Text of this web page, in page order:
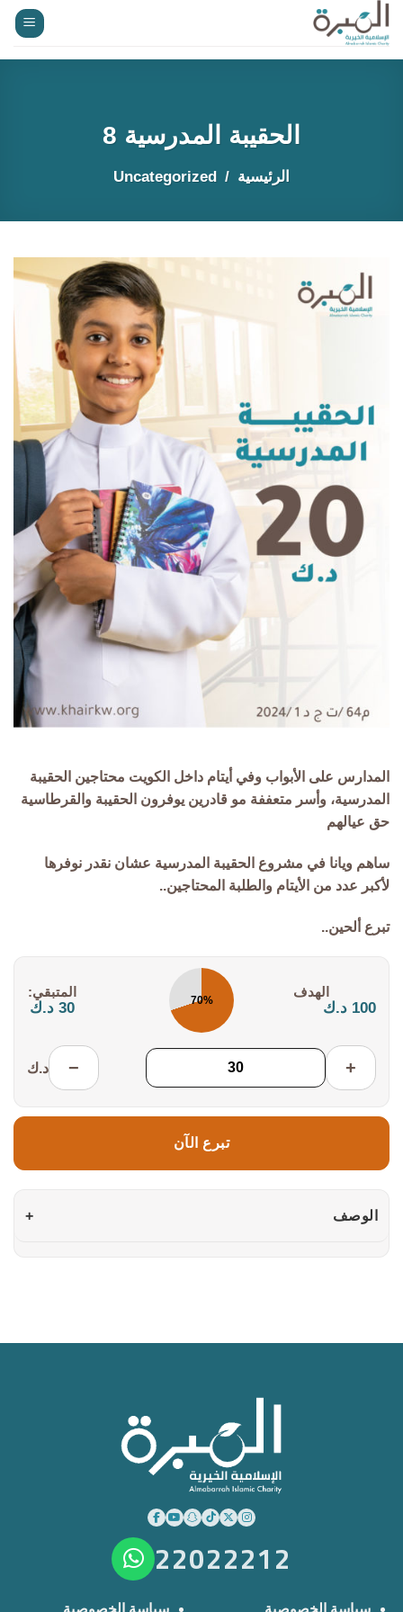
تخطي
للمحتوى
الحقيبة المدرسية 8
الرئيسية Uncategorized
المدارس على الأبواب وفي أيتام داخل الكويت محتاجين الحقيبة
المدرسية، وأسر متعففة مو قادرين يوفرون الحقيبة والقرطاسية
حق عيالهم
ساهم ويانا في مشروع الحقيبة المدرسية عشان نقدر نوفرها
لأكبر عدد من الأيتام والطلبة المحتاجين..
تبرع ألحين..
100 د.ك 70%
المتبقي:
30 د.ك
+
− د.ك
تبرع الآن
الوصف +
22022212